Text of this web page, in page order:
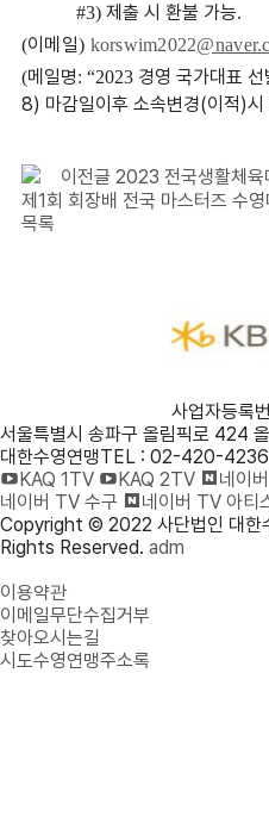
#3)제출 시 환불 가능.
(이메일) korswim2022
(메일명: “2023 경영 국가대표
8) 마감일이후 소속변경(이적)시
이전글 2023 전국생활체육
제1회 회장배 전국 마스터즈 수영
목록
사업자등록
서울특별시 송파구 올림픽로 424
대한수영연맹TEL : 02-420-4236
KAQ 1TV
KAQ 2TV 네이
네이버 TV 수구
네이버 TV 아티
Copyright © 2022 사단법인 대한
Rights Reserved. adm
이용약관
이메일무단수집거부
찾아오시는길
시도수영연맹주소록